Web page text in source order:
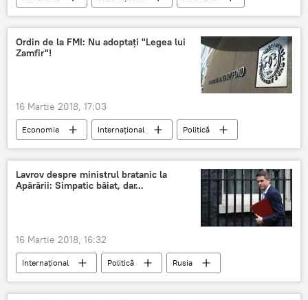
Rusia
Europa
turism
promovare
premii
Ordin de la FMI: Nu adoptați "Legea lui
Zamfir"!
16 Martie 2018, 17:03
Economie Internaţional
Politică
Daniel Zamfir
PNL
Acord
BNR
România
Lavrov despre ministrul bratanic la
Apărării: Simpatic băiat, dar...
16 Martie 2018, 16:32
Internaţional Politică
Rusia
Marea Britanie
Serghei Lavrov